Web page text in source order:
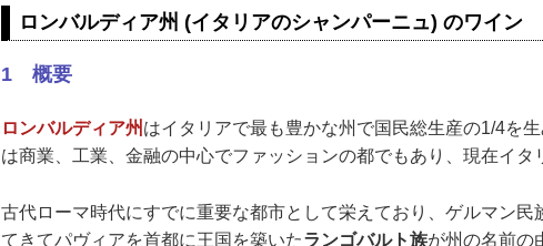
ロンバルディア州 (イタリアのシャンパーニュ) のワイン
1 概要
ロンバルディア州 はイタリアで最も豊かな州で国民総生産の1/4を
は商業、工業、金融の中心でファッションの都でもあり、現在イタ
古代ローマ時代にすでに重要な都市として栄えており、ゲルマン民
てきてパヴィアを首都に王国を築いたランゴバルト族が州の名前の